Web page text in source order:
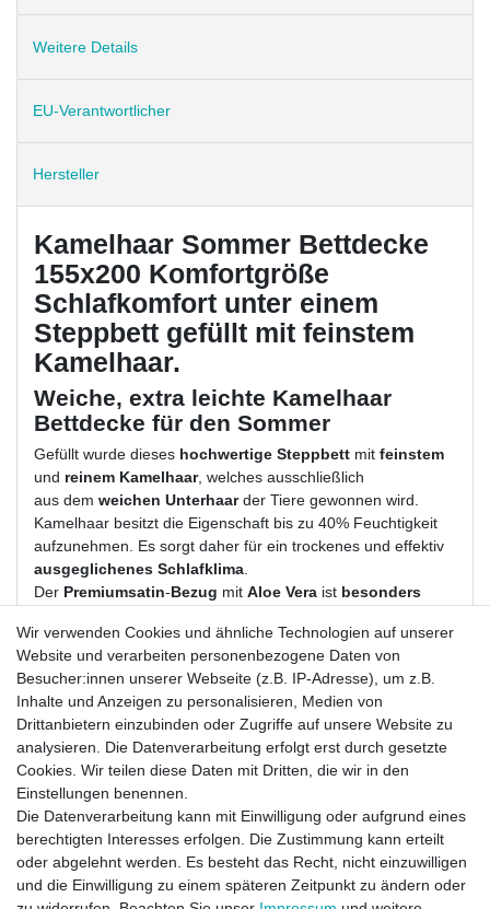
Weitere Details
EU-Verantwortlicher
Hersteller
Kamelhaar Sommer Bettdecke
155x200 Komfortgröße
Schlafkomfort unter einem
Steppbett gefüllt mit feinstem
Kamelhaar.
Weiche, extra leichte Kamelhaar
Bettdecke für den Sommer
Gefüllt wurde dieses hochwertige Steppbett mit feinstem
und reinem Kamelhaar, welches ausschließlich
aus dem weichen Unterhaarder Tiere gewonnen wird.
Kamelhaar besitzt die Eigenschaft bis zu 40% Feuchtigkeit
aufzunehmen. Es sorgt daher für ein trockenes und effektiv
ausgeglichenes Schlafklima.
Der Premiumsatin-Bezug mit Aloe Vera ist besonders
Deutsche Atelierfertigung für höchste Ansprüche.
Die Bettwaren aus unserem Sortiment werden für jeden
Kunden extra angefertigt.
Extra-Leichtsteppbett für den Sommer in Komfortgröße
Bezug:100 % Baumwolle (Premiumsatin) mit Aloe Vera,
weiß
Füllung:100 % Kamelhaar
Maße:155,0 x 220,0 cm
Gewicht:ca. 625 Gramm
waschbar: bis 30°C im Wollwaschgang, Waschanleitung
Wir verwenden Cookies und ähnliche Technologien auf unserer
Website und verarbeiten personenbezogene Daten von
Besucher:innen unserer Webseite (z.B. IP-Adresse), um z.B.
Inhalte und Anzeigen zu personalisieren, Medien von
Drittanbietern einzubinden oder Zugriffe auf unsere Website zu
analysieren. Die Datenverarbeitung erfolgt erst durch gesetzte
Cookies. Wir teilen diese Daten mit Dritten, die wir in den
Einstellungen benennen.
Die Datenverarbeitung kann mit Einwilligung oder aufgrund eines
berechtigten Interesses erfolgen. Die Zustimmung kann erteilt
oder abgelehnt werden. Es besteht das Recht, nicht einzuwilligen
und die Einwilligung zu einem späteren Zeitpunkt zu ändern oder